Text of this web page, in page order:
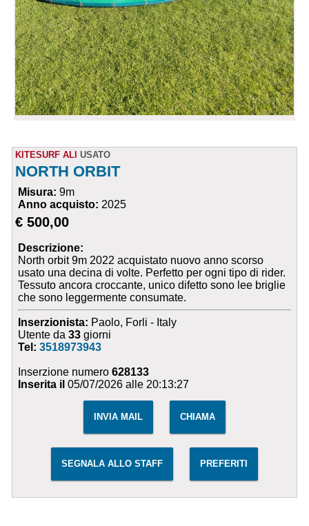
KITESURF ALI USATO
NORTH ORBIT
Misura: 9m
Anno acquisto: 2025
€ 500,00
Descrizione:
North orbit 9m 2022 acquistato nuovo anno scorso
usato una decina di volte. Perfetto per ogni tipo di rider.
Tessuto ancora croccante, unico difetto sono lee briglie
che sono leggermente consumate.
Inserzionista: Paolo, Forli - Italy
Utente da33 giorni
Tel:3518973943
Inserzione numero628133
Inserita il 05/07/2026 alle 20:13:27
INVIA MAIL CHIAMA
SEGNALA ALLO STAFF PREFERITI